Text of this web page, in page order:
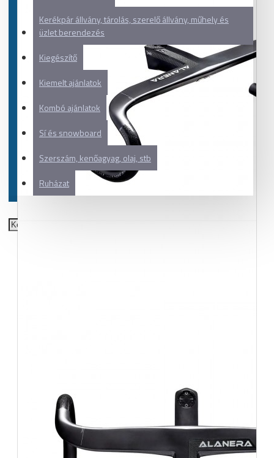
Kerékpár állvány, tárolás, szerelő állvány, műhely és
üzlet berendezés
Kiegészítő
Kiemelt ajánlatok
Kombó ajánlatok
Sí és snowboard
Szerszám, kenőagyag, olaj, stb
Ruházat